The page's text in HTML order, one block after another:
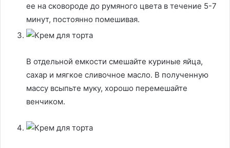
ее на сковороде до румяного цвета в течение 5-7
минут, постоянно помешивая.
В отдельной емкости смешайте куриные яйца,
сахар и мягкое сливочное масло. В полученную
массу всыпьте муку, хорошо перемешайте
венчиком.